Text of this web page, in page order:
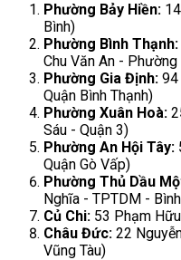
Phường Bảy Hiền:
Bình)
Phường Bình Thạnh:
Chu Văn An -
Phường Gia Định: 94
Quận Bình Thạnh)
Phường Xuân Hoà:
Sáu - Quận 3)
Phường An Hội Tây:
Quận Gò Vấp)
Phường Thủ Dầu
Nghĩa - TPTDM -
Củ Chi: 53 Phạm
Châu Đức: 22
Vũng Tàu)